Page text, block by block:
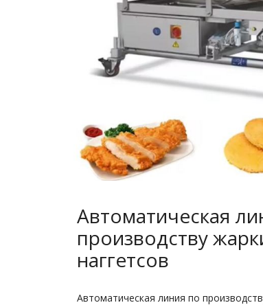
Автоматическая
производству
наггетсов
Автоматическая линия по